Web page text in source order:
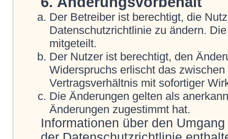
Der Betreiber ist berechtigt, die
Datenschutzrichtlinie zu ändern.
mitgeteilt.
Der Nutzer ist berechtigt, den
Widerspruchs erlischt das
Vertragsverhältnis mit sofortiger
Die Änderungen gelten als
Änderungen zugestimmt hat.
Informationen über den